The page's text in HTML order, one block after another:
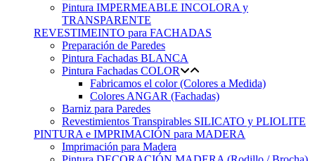
Pintura IMPERMEABLE INCOLORA y
TRANSPARENTE
REVESTIMEINTO para FACHADAS
Preparación de Paredes
Pintura Fachadas BLANCA
Pintura Fachadas COLOR
Fabricamos el color (Colores a Medida)
Colores ANGAR (Fachadas)
Barniz para Paredes
Revestimientos Transpirables SILICATO y PLIOLITE
PINTURA e IMPRIMACIÓN para MADERA
Imprimación para Madera